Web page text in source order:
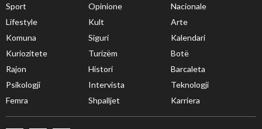
Sport
Opinione
Nacionale
Lifestyle
Kult
Arte
Komuna
Siguri
Kalendari
Kuriozitete
Turizëm
Botë
Rajon
Histori
Barcaleta
Psikologji
Intervista
Teknologji
Femra
Shpalljet Karriera